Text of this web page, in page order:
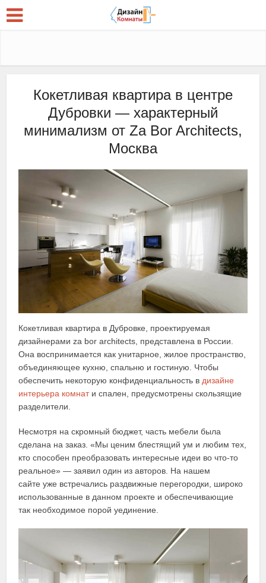
Кокетливая квартира в центре
Дубровки — характерный
минимализм от Za Bor Architects,
Москва
Кокетливая квартира в Дубровке, проектируемая
дизайнерами za bor architects, представлена в России.
Она воспринимается как унитарное, жилое пространство,
объединяющее кухню, спальню и гостиную. Чтобы
обеспечить некоторую конфиденциальность вдизайне
интерьера комнати спален, предусмотрены скользящие
разделители.
Несмотря на скромный бюджет, часть мебели была
сделана на заказ. «Мы ценим блестящий ум и любим тех,
кто способен преобразовать интересные идеи во что-то
реальное» — заявил один из авторов. На нашем
сайте уже встречались раздвижные перегородки, широко
использованные в данном проекте и обеспечивающие
так необходимое порой уединение.